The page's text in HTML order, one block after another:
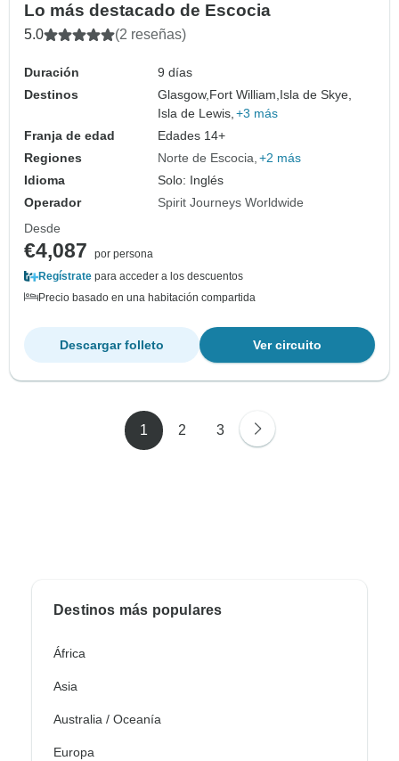
Lo más destacado de Escocia
5.0 (2 reseñas)
Duración
9 días
Destinos
Glasgow,Fort William,Isla de Skye,
Isla de Lewis, +3 más
Franja de edad
Edades 14+
Regiones
Norte de Escocia +2 más
Idioma
Solo: Inglés
Operador
Spirit Journeys Worldwide
Desde
€4,087
por persona
Regístrate para acceder a los descuentos
Precio basado en una habitación compartida
Ver circuito
Descargar folleto
1 2 3
Destinos más populares
África
Asia
Australia / Oceanía
Europa